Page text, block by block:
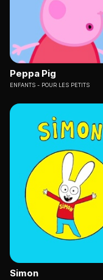
Peppa Pig
ENFANTS POUR LES PETITS
Simon